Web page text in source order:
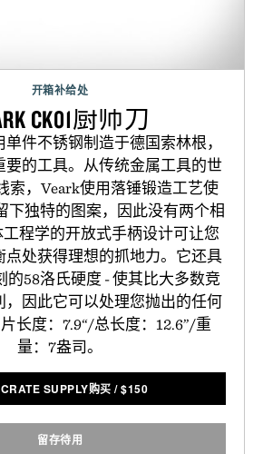
开箱补给处
CK01厨师刀
件不锈钢制造于德国索林根，
要的工具。从传统金属工具的世
索，Veark使用落锤锻造工艺使
下独特的图案，因此没有两个相
程学的开放式手柄设计可让您
点处获得理想的抓地力。它还具
的58洛氏硬度 - 使其比大多数竞
，因此它可以处理您抛出的任何
长度：7.9“/总长度：12.6”/重
量：7盎司。
SUPPLY购买 /$150
留存待用